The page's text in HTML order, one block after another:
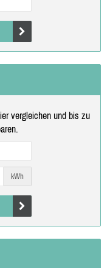
vergleichen und bis zu
kWh